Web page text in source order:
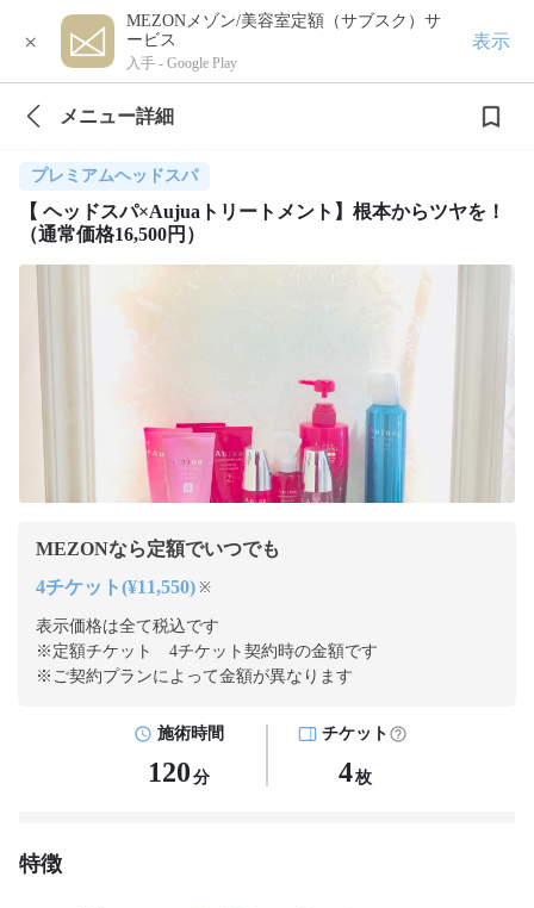
×
MEZONメゾン/美容室定額（サブスク）サ
ービス
入手 - Google Play
表示
メニュー詳細
プレミアムヘッドスパ
【 ヘッドスパ×Aujuaトリートメント】根本からツヤを！
（通常価格16,500円）
MEZONなら定額でいつでも
4チケット(¥11,550) ※
表示価格は全て税込です
※定額チケット 4チケット契約時の金額です
※ご契約プランによって金額が異なります
施術時間
120 分
チケット
4枚
特徴